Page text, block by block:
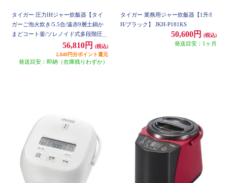
タイガー 圧力IHジャー炊飯器【タイ
ガーご泡火炊き/5.5合/遠赤9層土鍋か
まどコート釜/ソレノイド式多段階圧力
機構/オフホワイト】 JRI-G100WO
56,810円
(税込)
2,840円分ポイント還元
発送目安：即納（在庫残りわずか）
タイガー 業務用ジャー炊飯器【1升/I
H/ブラック】 JKH-P181KS
50,600円 (税込)
発送目安：1ヶ月